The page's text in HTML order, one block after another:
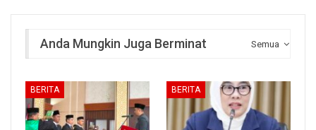
Semua
Anda Mungkin Juga Berminat
BERITA BERITA